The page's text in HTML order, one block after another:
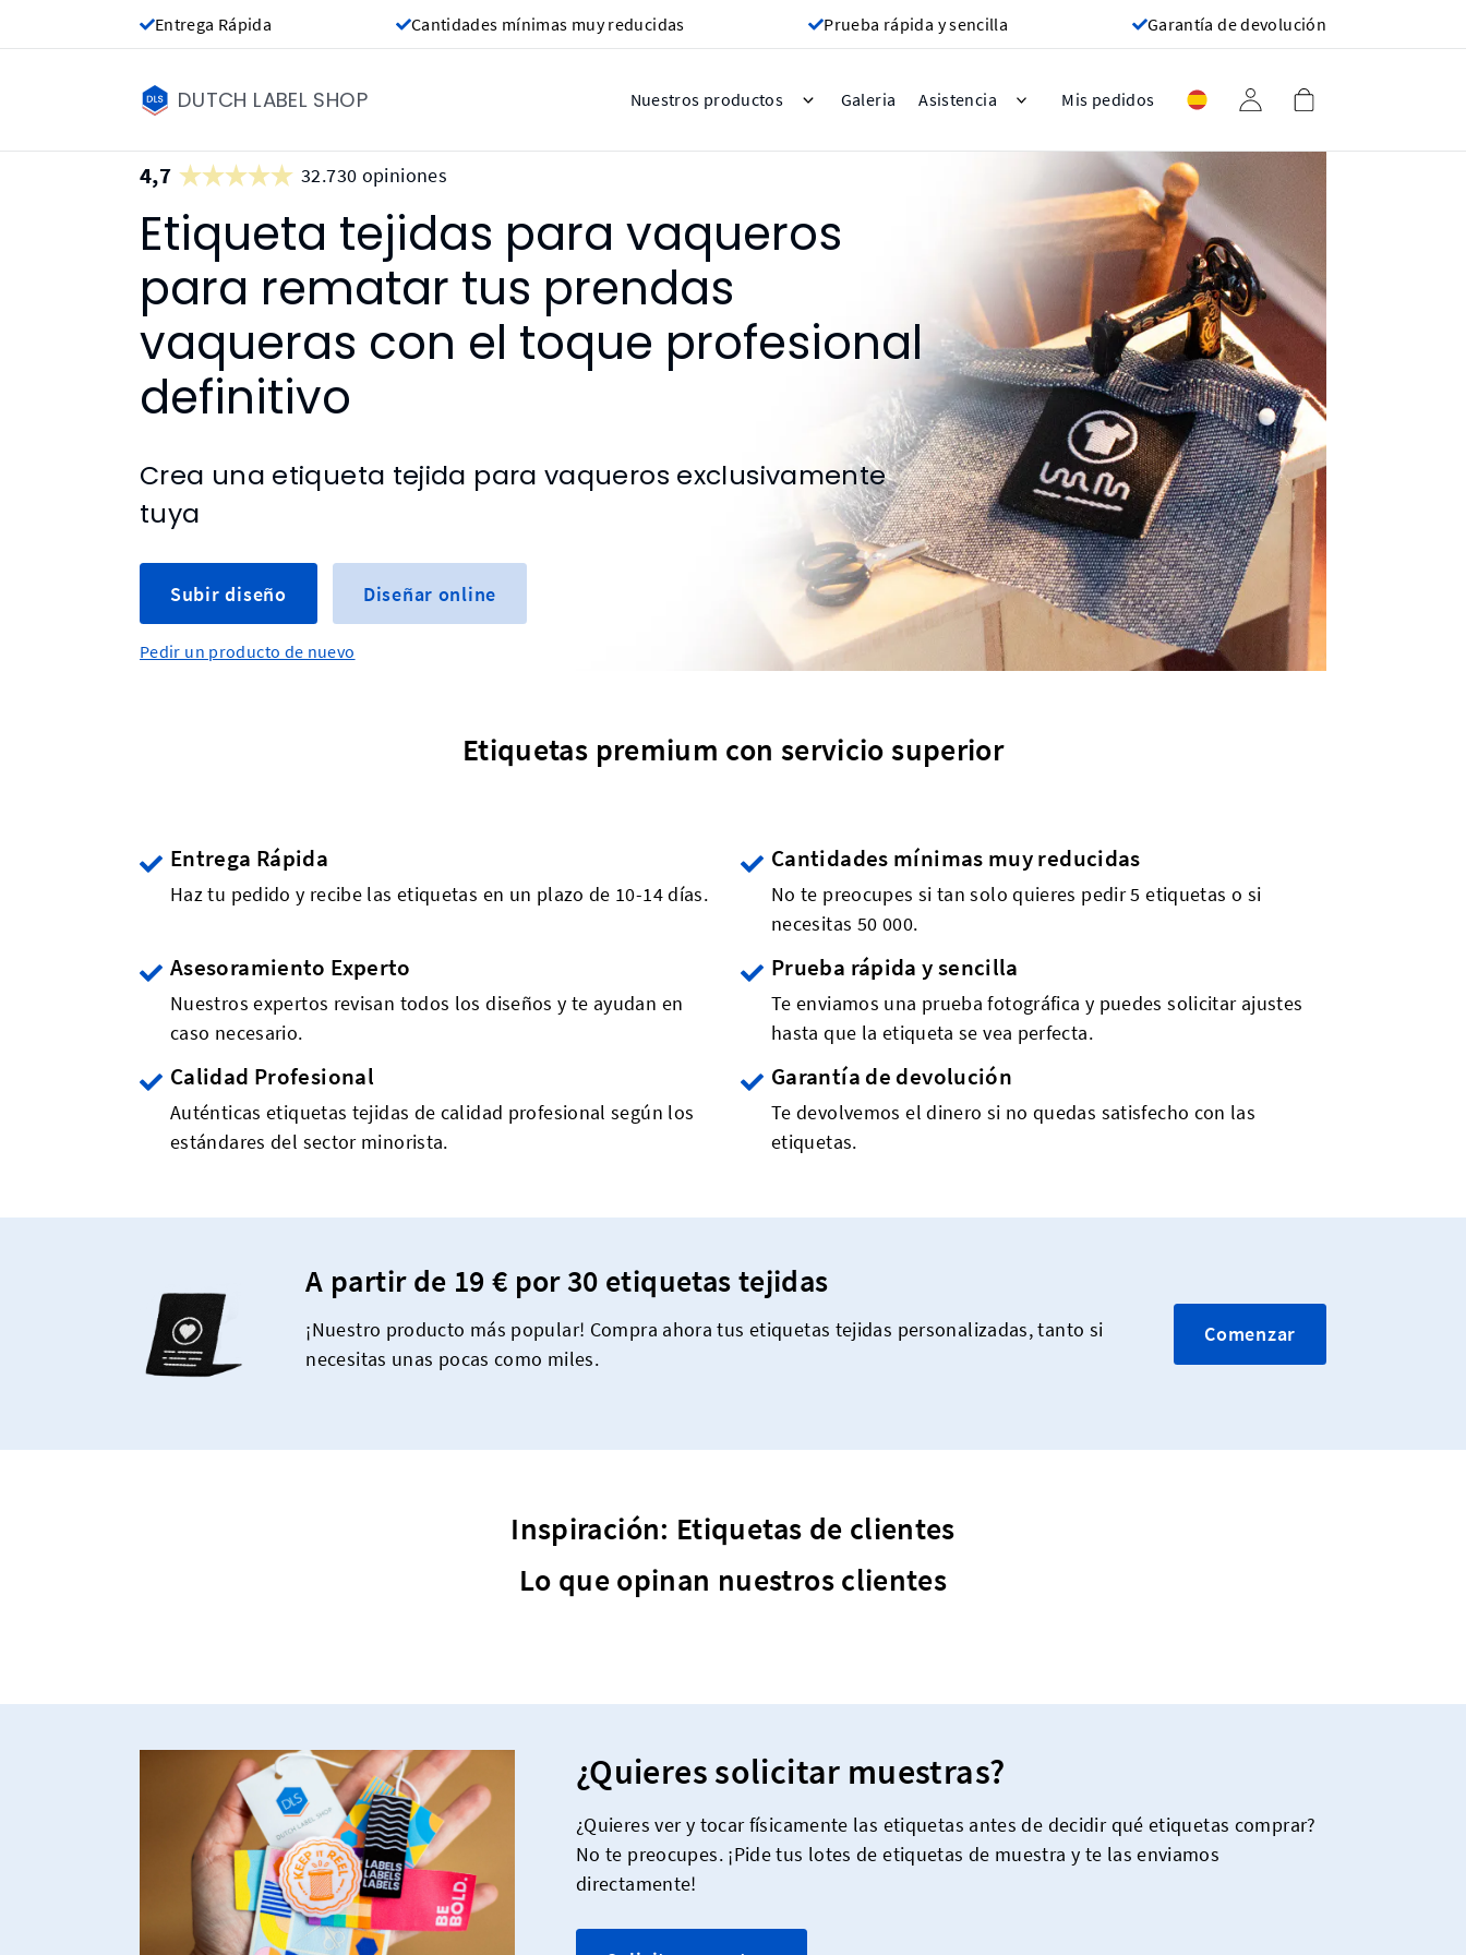
Entrega Rápida Cantidades mínimas muy reducidas Prueba rápida y sencilla Garantía de devolución
DUTCH LABEL SHOP Nuestros productos Galeria Asistencia Mis pedidos
4,7 32.730 opiniones
Etiqueta tejidas para vaqueros
para rematar tus prendas
vaqueras con el toque profesional
definitivo
Crea una etiqueta tejida para vaqueros exclusivamente
tuya
Subir diseño Diseñar online
Pedir un producto de nuevo
Etiquetas premium con servicio superior
Entrega Rápida
Haz tu pedido y recibe las etiquetas en un plazo de 10-14 días.
Cantidades mínimas muy reducidas
No te preocupes si tan solo quieres pedir 5 etiquetas o si
necesitas 50 000.
Asesoramiento Experto
Nuestros expertos revisan todos los diseños y te ayudan en
caso necesario.
Prueba rápida y sencilla
Te enviamos una prueba fotográfica y puedes solicitar ajustes
hasta que la etiqueta se vea perfecta.
Calidad Profesional
Auténticas etiquetas tejidas de calidad profesional según los
estándares del sector minorista.
Garantía de devolución
Te devolvemos el dinero si no quedas satisfecho con las
etiquetas.
A partir de 19 € por 30 etiquetas tejidas
¡Nuestro producto más popular! Compra ahora tus etiquetas tejidas personalizadas, tanto si
necesitas unas pocas como miles.
Comenzar
Inspiración: Etiquetas de clientes
Lo que opinan nuestros clientes
¿Quieres solicitar muestras?
¿Quieres ver y tocar físicamente las etiquetas antes de decidir qué etiquetas comprar?
No te preocupes. ¡Pide tus lotes de etiquetas de muestra y te las enviamos
directamente!